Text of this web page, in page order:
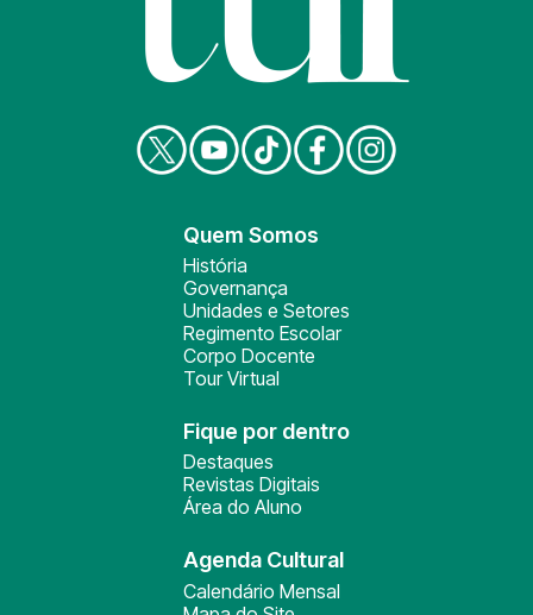
Quem Somos
História
Governança
Unidades e Setores
Regimento Escolar
Corpo Docente
Tour Virtual
Fique por dentro
Destaques
Revistas Digitais
Área do Aluno
Agenda Cultural
Calendário Mensal